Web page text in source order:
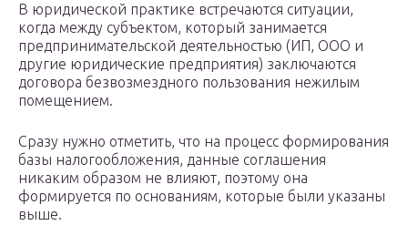
В юридической практике встречаются ситуации,
когда между субъектом, который занимается
предпринимательской деятельностью (ИП, ООО и
другие юридические предприятия) заключаются
договора безвозмездного пользования нежилым
помещением.
Сразу нужно отметить, что на процесс формирования
базы налогообложения, данные соглашения
никаким образом не влияют, поэтому она
формируется по основаниям, которые были указаны
выше.